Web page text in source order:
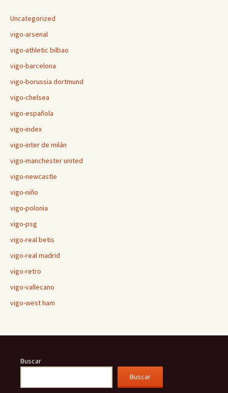
Uncategorized
vigo-arsenal
vigo-athletic bilbao
vigo-barcelona
vigo-borussia dortmund
vigo-chelsea
vigo-española
vigo-index
vigo-inter de milán
vigo-manchester united
vigo-newcastle
vigo-niño
vigo-polonia
vigo-psg
vigo-real betis
vigo-real madrid
vigo-retro
vigo-vallecano
vigo-west ham
Buscar
Buscar